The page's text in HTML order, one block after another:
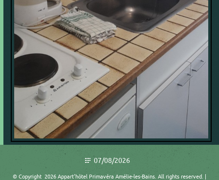
07/08/2026
© Copyright 2026 Appart'hôtel Primavéra Amélie-les-Bains. All rights reserved. |